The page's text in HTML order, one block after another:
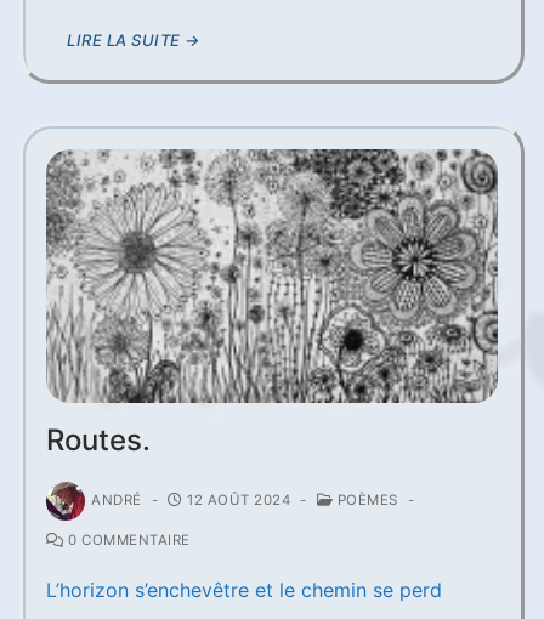
LIRE LA SUITE →
Routes.
ANDRÉ - 12 AOÛT 2024 - POÈMES -
0 COMMENTAIRE
L’horizon s’enchevêtre et le chemin se perd